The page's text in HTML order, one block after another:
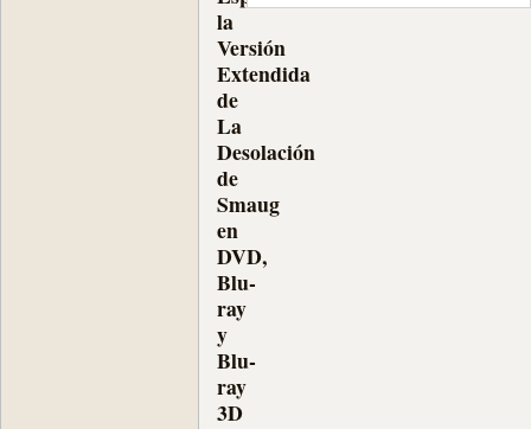
en
México,
y
no
solo
saldrán
las
ediciones
sencillas
en
DVD,
Blu-
ray …
la
Versión
Extendida
de
La
Desolación
de
Smaug
en
DVD,
Blu-
ray
y
Blu-
ray
3D